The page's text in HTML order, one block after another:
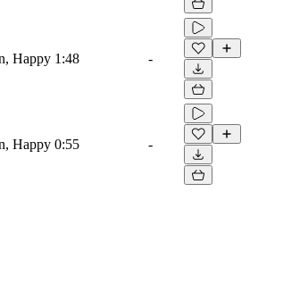
Happy 1:48 -
Happy 0:55 -